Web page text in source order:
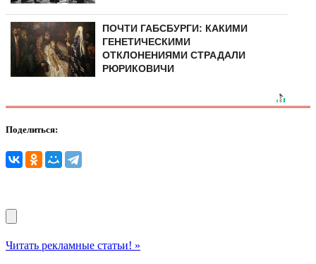
ПОЧТИ ГАБСБУРГИ: КАКИМИ
ГЕНЕТИЧЕСКИМИ
ОТКЛОНЕНИЯМИ СТРАДАЛИ
РЮРИКОВИЧИ
Поделиться:
Читать рекламные статьи! »